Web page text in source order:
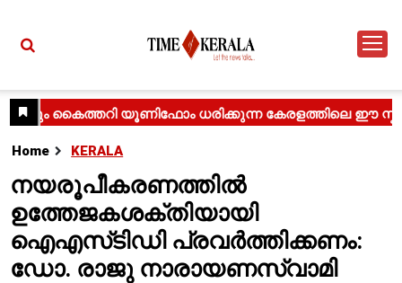
Home KERALA
നയരൂപീകരണത്തിൽ
ഉത്തേജകശക്തിയായി
ഐഎസ്‌ടിഡി പ്രവർത്തിക്കണം:
ഡോ. രാജു നാരായണസ്വാമി